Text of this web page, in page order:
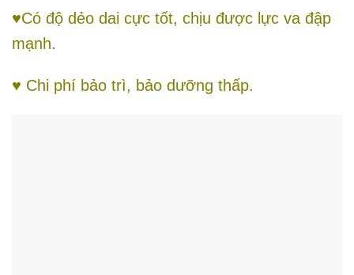
♥Có độ dẻo dai cực tốt, chịu được lực va đập
mạnh.
♥ Chi phí bảo trì, bảo dưỡng thấp.